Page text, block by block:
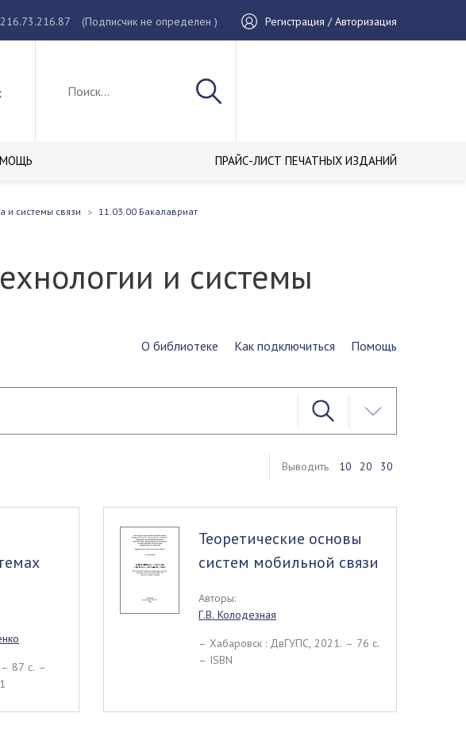
(Подписчик не определен ) Регистрация / Авторизация
ПРАЙС-ЛИСТ ПЕЧАТНЫХ ИЗДАНИЙ
и системы связи
11.03.00 Бакалавриат
и системы
О библиотеке Как подключиться Помощь
Выводить 10 20 30
87 c. –
Теоретические основы
систем мобильной связи
Авторы:
Г.В. Колодезная
– Хабаровск : ДвГУПС, 2021. – 76 c.
– ISBN